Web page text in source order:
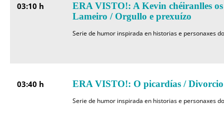
03:10 h
ERA VISTO!: A Kevin chéiranlles os
Lameiro / Orgullo e prexuízo
Serie de humor inspirada en historias e personaxes
03:40 h ERA VISTO!: O picardías /
Serie de humor inspirada en historias e personaxes